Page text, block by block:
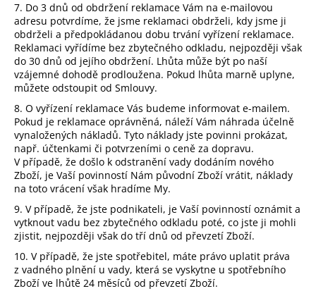
7. Do 3 dnů od obdržení reklamace Vám na e-mailovou
adresu potvrdíme, že jsme reklamaci obdrželi, kdy jsme ji
obdrželi a předpokládanou dobu trvání vyřízení reklamace.
Reklamaci vyřídíme bez zbytečného odkladu, nejpozději však
do 30 dnů od jejího obdržení. Lhůta může být po naší
vzájemné dohodě prodloužena. Pokud lhůta marně uplyne,
můžete odstoupit od Smlouvy.
8. O vyřízení reklamace Vás budeme informovat e-mailem.
Pokud je reklamace oprávněná, náleží Vám náhrada účelně
vynaložených nákladů. Tyto náklady jste povinni prokázat,
např. účtenkami či potvrzeními o ceně za dopravu.
V případě, že došlo k odstranění vady dodáním nového
Zboží, je Vaší povinností Nám původní Zboží vrátit, náklady
na toto vrácení však hradíme My.
9. V případě, že jste podnikateli, je Vaší povinností oznámit a
vytknout vadu bez zbytečného odkladu poté, co jste ji mohli
zjistit, nejpozději však do tří dnů od převzetí Zboží.
10. V případě, že jste spotřebitel, máte právo uplatit práva
z vadného plnění u vady, která se vyskytne u spotřebního
Zboží ve lhůtě 24 měsíců od převzetí Zboží.